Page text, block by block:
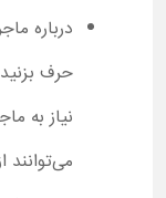
درباره
حرف
نیاز به
می‌توانند